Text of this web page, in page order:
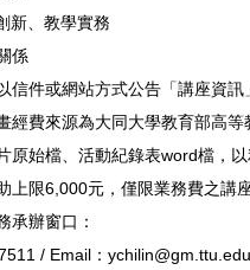
新、教學實務
係
信件或網站方式公告「講座資訊
經費來源為大同大學教育部高
原始檔、活動紀錄表word檔，以
上限6,000元，僅限業務費之講
承辦窗口：
/ Email：